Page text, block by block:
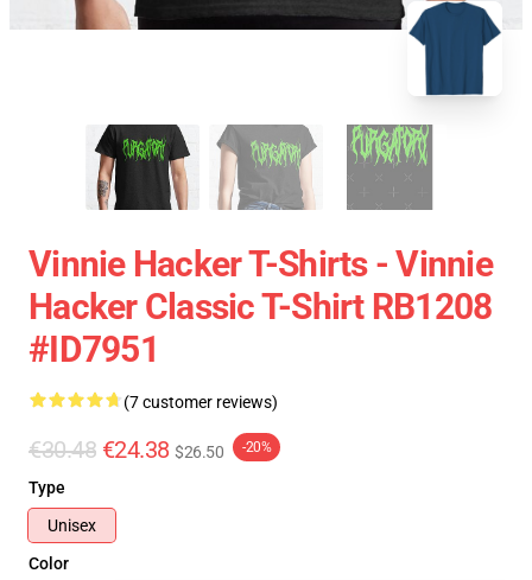
Vinnie Hacker T-Shirts - Vinnie
Hacker Classic T-Shirt RB1208
#ID7951
(7 customer reviews)
€30.48 €24.38 $26.50 -20%
Type
Unisex
Color